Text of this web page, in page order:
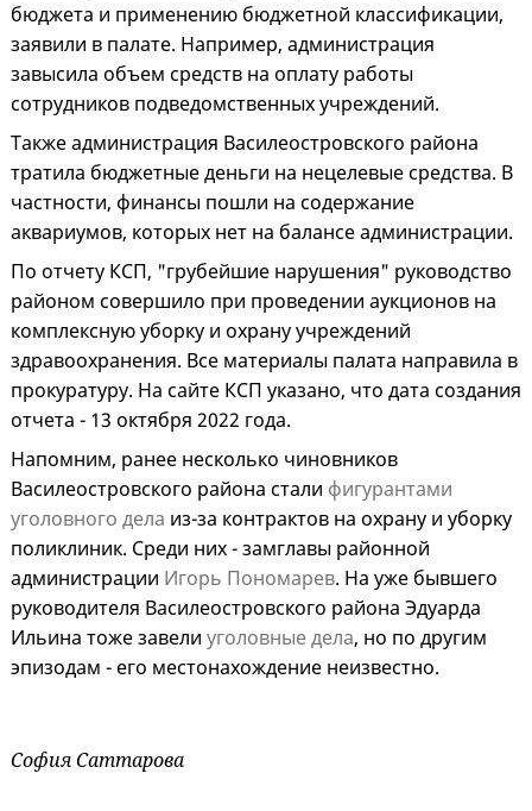
бюджета и применению бюджетной классификации,
заявили в палате. Например, администрация
завысила объем средств на оплату работы
сотрудников подведомственных учреждений.
Также администрация Василеостровского района
тратила бюджетные деньги на нецелевые средства. В
частности, финансы пошли на содержание
аквариумов, которых нет на балансе администрации.
По отчету КСП, "грубейшие нарушения" руководство
районом совершило при проведении аукционов на
комплексную уборку и охрану учреждений
здравоохранения. Все материалы палата направила в
прокуратуру. На сайте КСП указано, что дата создания
отчета - 13 октября 2022 года.
Напомним, ранее несколько чиновников
Василеостровского района стали фигурантами
уголовного дела из-за контрактов на охрану и уборку
поликлиник. Среди них - замглавы районной
администрации Игорь Пономарев. На уже бывшего
руководителя Василеостровского района Эдуарда
Ильина тоже завели уголовные дела, но по другим
эпизодам - его местонахождение неизвестно.
София Саттарова